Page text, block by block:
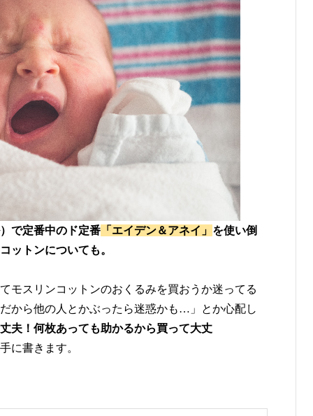
で定番中のド定番 「エイデン＆アネイ」 を使い倒
ットンについても。
モスリンコットンのおくるみを買おうか迷ってる
から他の人とかぶったら迷惑かも…」とか心配し
夫！何枚あっても助かるから買って大丈
に書きます。